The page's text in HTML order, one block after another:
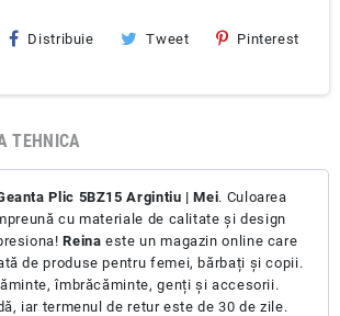
Distribuie Tweet Pinterest
TEHNICA
Plic 5BZ15 Argintiu | Mei. Culoarea
cu materiale de calitate și design
Reina este un magazin online care
de produse pentru femei, bărbați și copii.
îmbrăcăminte, genți și accesorii.
iar termenul de retur este de 30 de zile.